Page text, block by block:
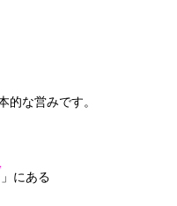
的な営みです。
」にある